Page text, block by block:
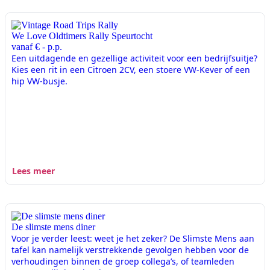
We Love Oldtimers Rally Speurtocht
vanaf € - p.p.
Een uitdagende en gezellige activiteit voor een bedrijfsuitje?
Kies een rit in een Citroen 2CV, een stoere VW-Kever of een
hip VW-busje.
Lees meer
De slimste mens diner
Voor je verder leest: weet je het zeker? De Slimste Mens aan
tafel kan namelijk verstrekkende gevolgen hebben voor de
verhoudingen binnen de groep collega’s, of teamleden